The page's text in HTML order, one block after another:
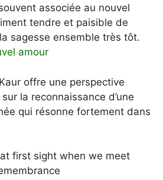
associée au nouvel
tendre et paisible de
sagesse ensemble très tôt.
amour
offre une perspective
la reconnaissance d’une
qui résonne fortement dans
first sight when we meet